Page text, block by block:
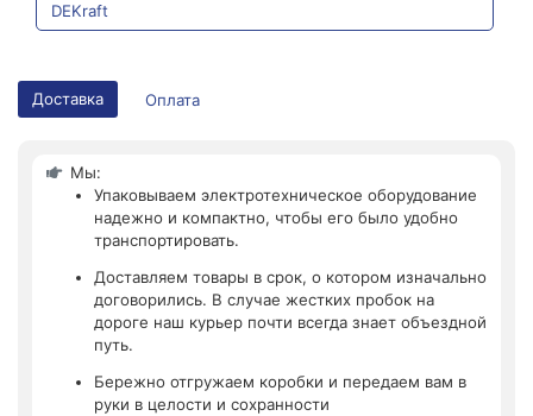
DEKraft
Доставка Оплата
Мы:
Упаковываем электротехническое оборудование
надежно и компактно, чтобы его было удобно
транспортировать.
Доставляем товары в срок, о котором изначально
договорились. В случае жестких пробок на
дороге наш курьер почти всегда знает объездной
путь.
Бережно отгружаем коробки и передаем вам в
руки в целости и сохранности